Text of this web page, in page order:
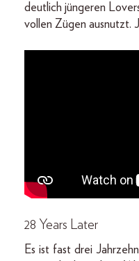
deutlich jüngeren
vollen Zügen ausnutzt.
28 Years Later
Es ist fast drei